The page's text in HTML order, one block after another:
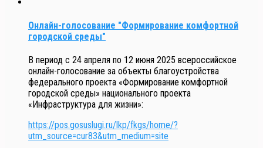
Онлайн-голосование "Формирование комфортной
городской среды"
В период с 24 апреля по 12 июня 2025 всероссийское
онлайн-голосование за объекты благоустройства
федерального проекта «Формирование комфортной
городской среды» национального проекта
«Инфраструктура для жизни»:
https://pos.gosuslugi.ru/lkp/fkgs/home/?
utm_source=cur83&utm_medium=site